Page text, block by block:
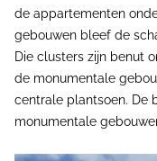
de appartementen
gebouwen bleef de
Die clusters zijn benut
de monumentale
centrale plantsoen. De
monumentale